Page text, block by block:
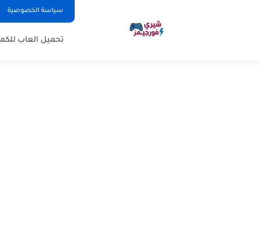
سياسة الخصوصية
تحميل العاب